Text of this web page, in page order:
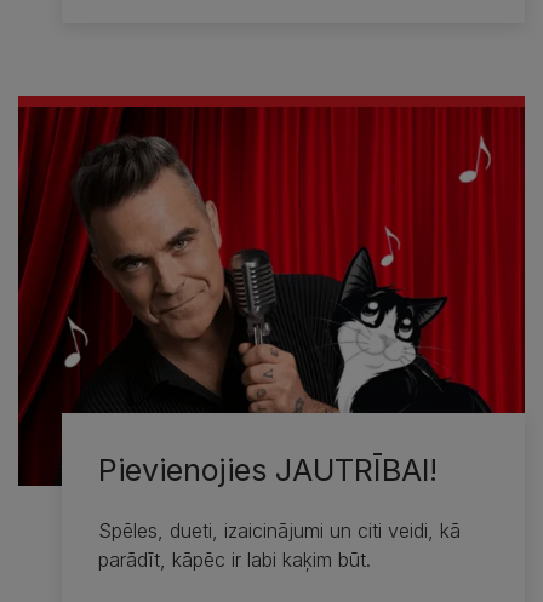
Pievienojies JAUTRĪBAI!
Spēles, dueti, izaicinājumi un citi veidi, kā
parādīt, kāpēc ir labi kaķim būt.